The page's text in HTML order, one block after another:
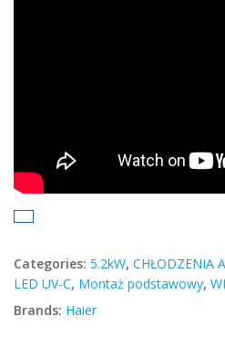
Categories: 5.2kW, CHŁODZENIA
LED UV-C, Montaż podstawowy,
Brands: Haier